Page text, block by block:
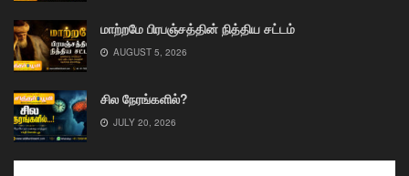
மாற்றமே பிரபஞ்சத்தின் நித்திய சட்டம்
AUGUST 5, 2026
சில நேரங்களில்?
JULY 20, 2026